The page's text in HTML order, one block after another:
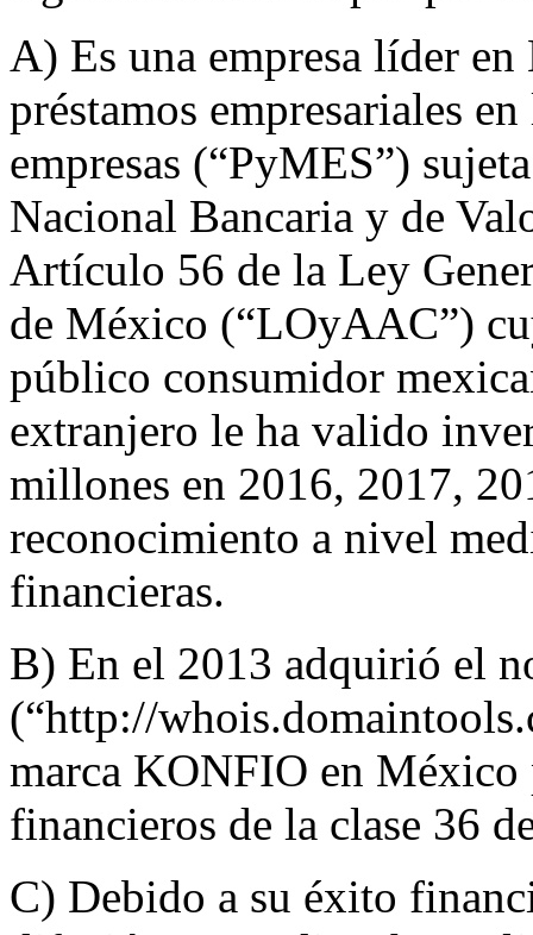
A) Es una empresa líder
préstamos empresariales
empresas (“PyMES”)
Nacional Bancaria y de
Artículo 56 de la Ley
de México (“LOyAAC”)
público consumidor
extranjero le ha valido
millones en 2016, 2017,
reconocimiento a nivel
financieras.
B) En el 2013 adquirió el
(“http://
marca KONFIO en México
financieros de la clase 36
C) Debido a su éxito